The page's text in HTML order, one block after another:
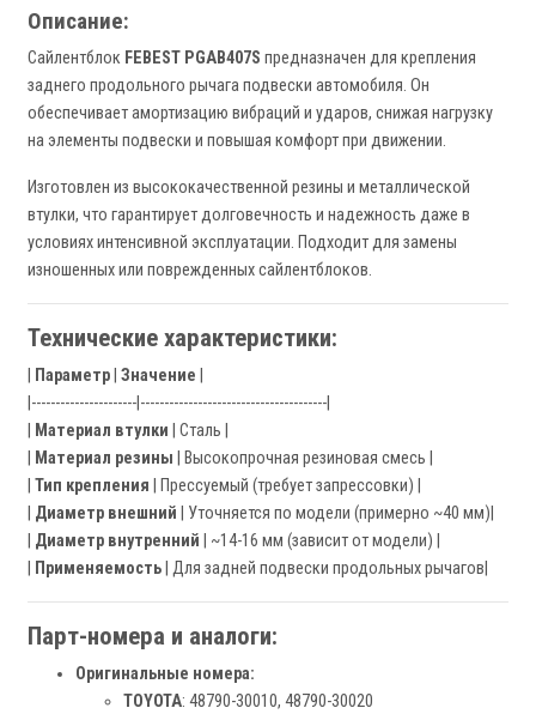
Описание:
Сайлентблок FEBEST PGAB407S предназначен для крепления
заднего продольного рычага подвески автомобиля. Он
обеспечивает амортизацию вибраций и ударов, снижая нагрузку
на элементы подвески и повышая комфорт при движении.
Изготовлен из высококачественной резины и металлической
втулки, что гарантирует долговечность и надежность даже в
условиях интенсивной эксплуатации. Подходит для замены
изношенных или поврежденных сайлентблоков.
Технические характеристики:
Параметр Значение
|----------------------|---------------------------------------|
Материал втулки | Сталь |
Материал резины | Высокопрочная резиновая смесь |
Тип крепления | Прессуемый (требует запрессовки) |
Диаметр внешний | Уточняется по модели (примерно ~40 мм)|
Диаметр внутренний | ~14-16 мм (зависит от модели) |
Применяемость | Для задней подвески продольных рычагов|
Парт-номера и аналоги:
Оригинальные номера:
TOYOTA: 48790-30010, 48790-30020